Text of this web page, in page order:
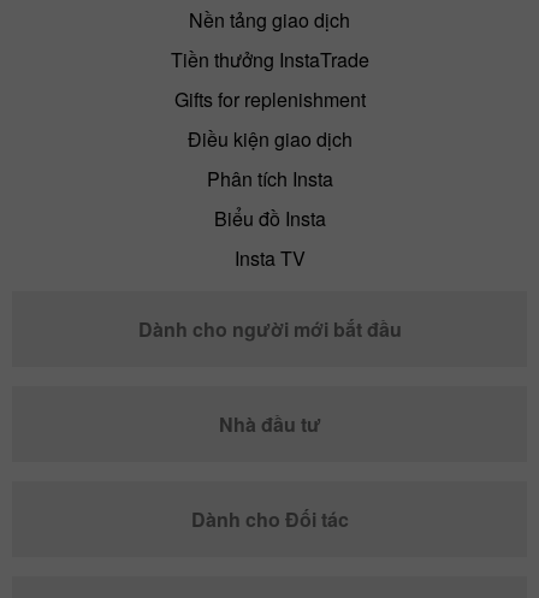
Nền tảng giao dịch
Tiền thưởng InstaTrade
Gifts for replenishment
Điều kiện giao dịch
Phân tích Insta
Biểu đồ Insta
Insta TV
Dành cho người mới bắt đầu
Nhà đầu tư
Dành cho Đối tác